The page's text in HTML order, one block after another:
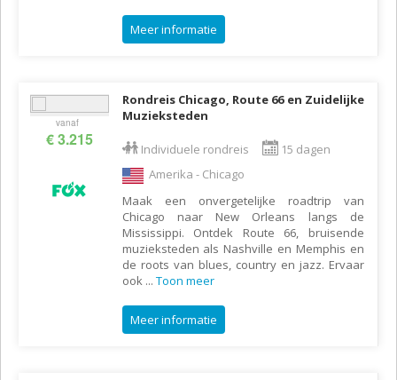
Meer informatie
vanaf
€ 3.215
Rondreis Chicago, Route 66 en Zuidelijke
Muzieksteden
Individuele rondreis
15 dagen
Amerika - Chicago
Maak een onvergetelijke roadtrip van
Chicago naar New Orleans langs de
Mississippi. Ontdek Route 66, bruisende
muzieksteden als Nashville en Memphis en
de roots van blues, country en jazz. Ervaar
ook ... Toon meer
Meer informatie